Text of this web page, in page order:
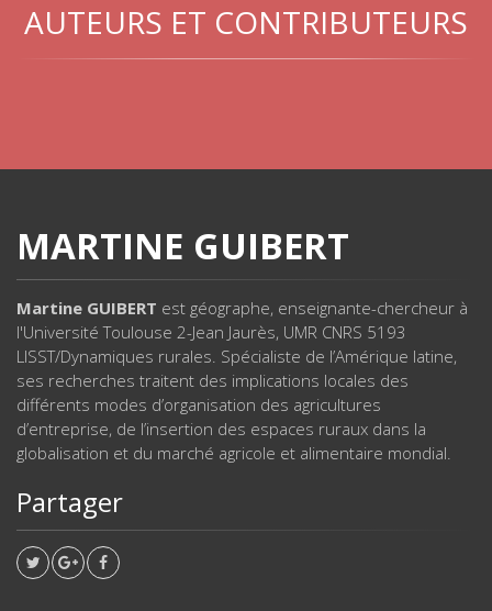
AUTEURS ET CONTRIBUTEURS
MARTINE GUIBERT
Martine GUIBERT est géographe, enseignante-chercheur à
l'Université Toulouse 2-Jean Jaurès, UMR CNRS 5193
LISST/Dynamiques rurales. Spécialiste de l’Amérique latine,
ses recherches traitent des implications locales des
différents modes d’organisation des agricultures
d’entreprise, de l’insertion des espaces ruraux dans la
globalisation et du marché agricole et alimentaire mondial.
Partager